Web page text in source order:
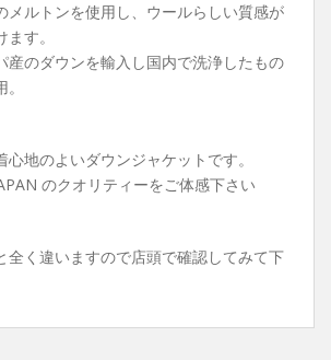
メルトンを使用し、ウールらしい質感が
す。
産のダウンを輸入し国内で洗浄したもの
地のよいダウンジャケットです。
のクオリティーをご体感下さい
全く違いますので店頭で確認してみて下